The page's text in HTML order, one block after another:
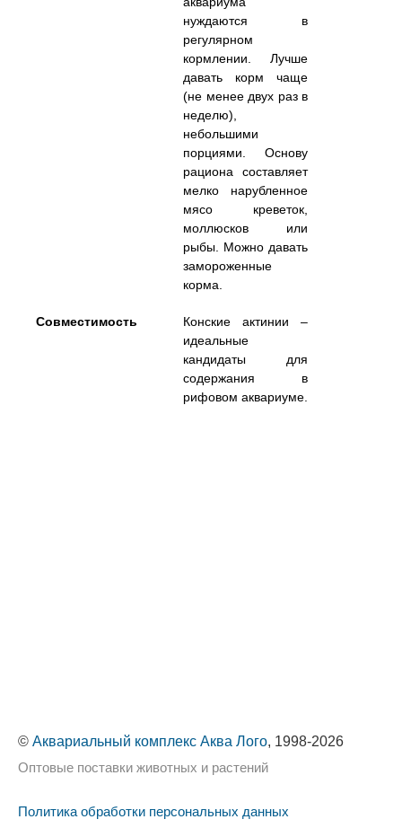
нуждаются в
регулярном
кормлении. Лучше
давать корм чаще
(не менее двух раз в
неделю),
небольшими
порциями. Основу
рациона составляет
мелко нарубленное
мясо креветок,
моллюсков или
рыбы. Можно давать
замороженные
корма.
Совместимость
Конские актинии –
идеальные
кандидаты для
содержания в
рифовом аквариуме.
© Аквариальный комплекс Аква Лого, 1998-2026
Оптовые поставки животных и растений
Политика обработки персональных данных